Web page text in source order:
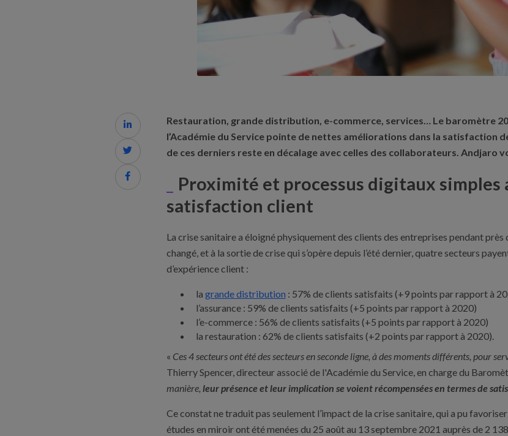



Restauration, grande distribution, e-commerce, services… Le baromètre
l’Académie du Service pointe de nettes améliorations dans la satisfaction
de ces derniers reste en décalage avec celles des collaborateurs. Andjaro
Proximité et processus digitaux simples
satisfaction client
La crise sanitaire a éloigné physiquement des clients des entreprises pendant près
changé, et à la sortie de crise qui s’opère depuis l’été dernier, quatre secteurs
d’expérience client :
la grande distribution : 57% de clients satisfaits (+9 points par rapport à
l’assurance : 59% de clients satisfaits (+5 points par rapport à 2020)
l’e-commerce : 56% de clients satisfaits (+5 points par rapport à 2020)
la restauration : 62% de clients satisfaits (+2 points par rapport à 2020).
« Ces 4 secteurs ont été des secteurs en seconde ligne, à des moments différents, pour
Thierry Spencer, directeur associé de l'Académie du Service, en charge du
manière, leur présence et leur implication se voient récompensées en termes de
Ce constat ne traduit pas seulement l’impact de la crise sanitaire, qui a pu
études en miroir ont été menées du 25 août au 13 septembre 2021 auprès de 2